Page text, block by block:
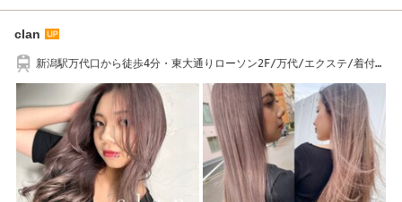
clan
新潟駅万代口から徒歩4分・東大通りローソン2F/万代/エクステ/着付